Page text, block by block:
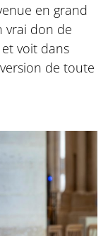
en grand
vrai don de
voit dans
de toute